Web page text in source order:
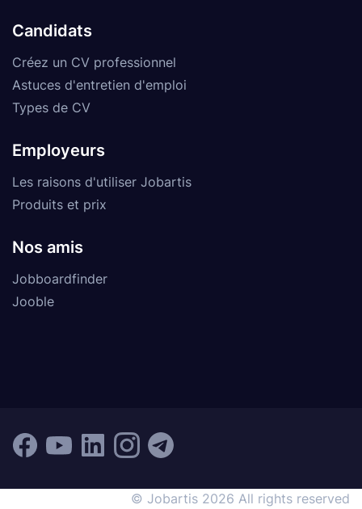
Candidats
Créez un CV professionnel
Astuces d'entretien d'emploi
Types de CV
Employeurs
Les raisons d'utiliser Jobartis
Produits et prix
Nos amis
Jobboardfinder
Jooble
© Jobartis 2026 All rights reserved